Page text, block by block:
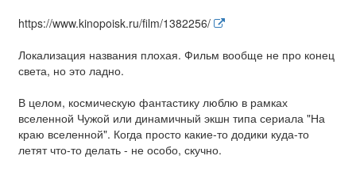
https://www.kinopoisk.ru/film/1382256/
Локализация названия плохая. Фильм вообще не про конец
света, но это ладно.
В целом, космическую фантастику люблю в рамках
вселенной Чужой или динамичный экшн типа сериала "На
краю вселенной". Когда просто какие-то додики куда-то
летят что-то делать - не особо, скучно.